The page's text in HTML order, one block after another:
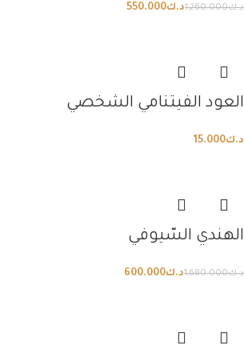
د.ك1,260.000د.ك550.000
العود الفيتنامي الشخصي
د.ك15.000
الهندي السّيوفي
د.ك1,680.000د.ك600.000